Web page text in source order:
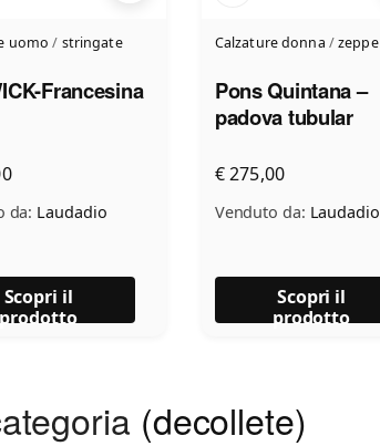
uomo / stringate
Francesina
da: Laudadio
Scopri il
prodotto
Calzature donna /zeppe
Pons Quintana –
padova tubular
€ 275,00
Venduto da: Laudadio
Scopri il
prodotto
(decollete)